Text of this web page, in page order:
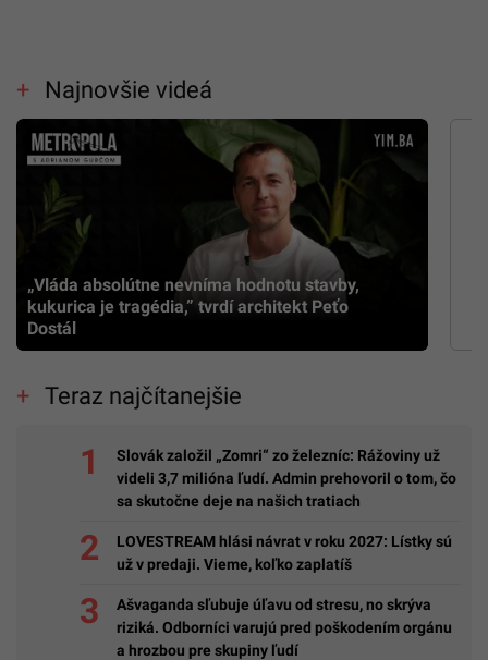
Najnovšie videá
„Vláda absolútne nevníma hodnotu stavby,
kukurica je tragédia,” tvrdí architekt Peťo
Dostál
Teraz najčítanejšie
Slovák založil „Zomri“ zo železníc: Rážoviny už
videli 3,7 milióna ľudí. Admin prehovoril o tom, čo
sa skutočne deje na našich tratiach
LOVESTREAM hlási návrat v roku 2027: Lístky sú
už v predaji. Vieme, koľko zaplatíš
Ašvaganda sľubuje úľavu od stresu, no skrýva
riziká. Odborníci varujú pred poškodením orgánu
a hrozbou pre skupiny ľudí